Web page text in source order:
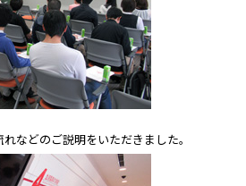
などのご説明をいただきました。